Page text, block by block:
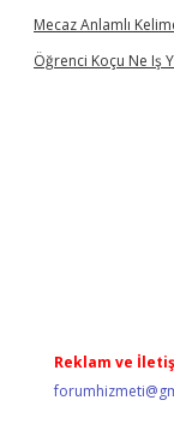
Mecaz Anlamlı
Öğrenci Koçu Ne Iş
Reklam ve